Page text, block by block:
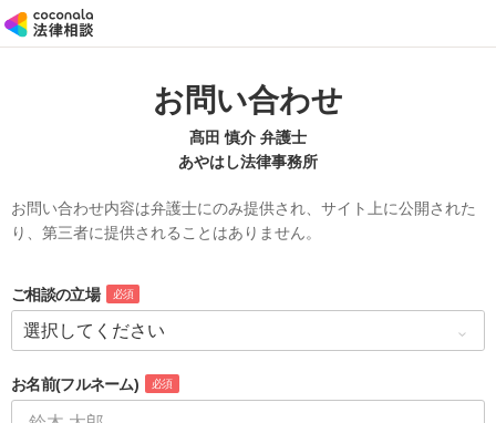
お問い合わせ
髙田 慎介 弁護士
あやはし法律事務所
お問い合わせ内容は弁護士にのみ提供され、サイト上に公開された
り、第三者に提供されることはありません。
ご相談の立場 必須
お名前(フルネーム) 必須